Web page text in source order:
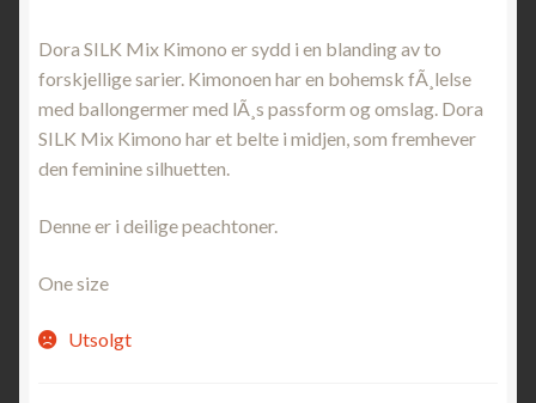
Dora SILK Mix Kimono er sydd i en blanding av to
forskjellige sarier. Kimonoen har en bohemsk fÃ¸lelse
med ballongermer med lÃ¸s passform og omslag. Dora
SILK Mix Kimono har et belte i midjen, som fremhever
den feminine silhuetten.
Denne er i deilige peachtoner.
One size
Utsolgt